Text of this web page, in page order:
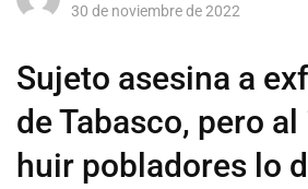
30 de noviembre de 2022
Sujeto asesina a
de Tabasco, pero
huir pobladores lo